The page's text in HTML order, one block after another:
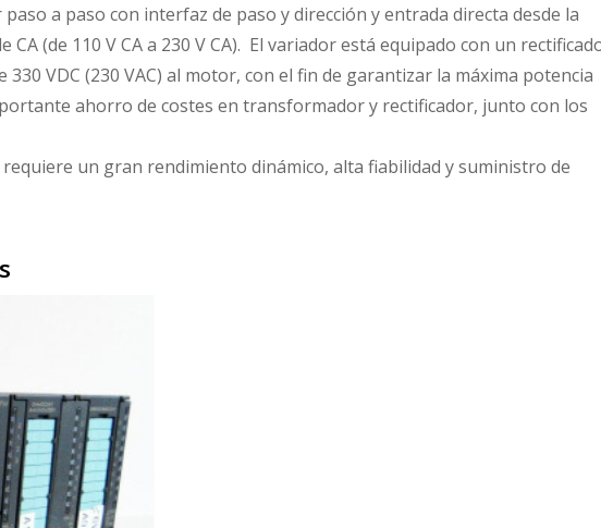
a paso con interfaz de paso y dirección y entrada directa desde la
(de 110 V CA a 230 V CA). El variador está equipado con un
VDC (230 VAC) al motor, con el fin de garantizar la máxima potencia
ahorro de costes en transformador y rectificador, junto con los
un gran rendimiento dinámico, alta fiabilidad y suministro de